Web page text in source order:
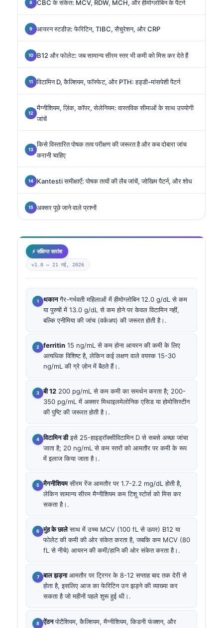
CBC के संकेत: MCV, RDW, MCH, और हीमोग्लोबिन के पैटर्न
आयरन स्टडीज़: फेरिटिन, TIBC, सैचुरेशन, और CRP
B12 और फोलेट: जब सामान्य सीरम स्तर भी कमी को मिस कर देते हैं
विटामिन D, कैल्शियम, फॉस्फेट, और PTH: हड्डी-मांसपेशी पैटर्न
मैग्नीशियम, ज़िंक, कॉपर, सेलेनियम: वास्तविक सीमाओं के साथ उपयोगी
जांचें
किसे विस्तारित पोषक तत्व परीक्षण की जरूरत है और कब दोबारा जांच
करानी चाहिए
Kantesti समीक्षाएँ: पोषक तत्वों की लैब जांचें, जोखिम पैटर्न, और शोध
अक्सर पूछे जाने वाले प्रश्नों
⚡ संक्षिप्त सारांश
v1.0 — 21 मई, 2026
थकानगैर-गर्भवती महिलाओं में हीमोग्लोबिन 12.0 g/dL से कम
या पुरुषों में 13.0 g/dL से कम होने पर केवल विटामिन नहीं,
बल्कि एनीमिया की जांच (वर्कअप) की जरूरत होती है।.
ferritin 15 ng/mL से कम होना आयरन की कमी के लिए
अत्यधिक विशिष्ट है, लेकिन कई लक्षण वाले वयस्क 15-30
ng/mL की ग्रे ज़ोन में बैठते हैं।.
बी 12 200 pg/mL से कम कमी का समर्थन करता है; 200-
350 pg/mL में अक्सर मिथाइलमेलोनिक एसिड या होमोसिस्टीन
की पुष्टि की जरूरत होती है।.
विटामिन डीइसे 25-हाइड्रॉक्सीविटामिन D से सबसे अच्छा जांचा
जाता है; 20 ng/mL से कम स्तरों को आमतौर पर कमी के रूप
में इलाज किया जाता है।.
मैगनीशियमसीरम रेंज आमतौर पर 1.7-2.2 mg/dL होती है,
लेकिन सामान्य सीरम मैग्नीशियम कम टिशू स्टोर्स को मिस कर
सकता है।.
मुंह के छालेसाथ में उच्च MCV (100 fL से ऊपर) B12 या
फोलेट की कमी की ओर संकेत करता है, जबकि कम MCV (80
fL से नीचे) आयरन की कमी/हानि की ओर संकेत करता है।.
बाल झड़नाआमतौर पर ट्रिगर के 8-12 सप्ताह बाद तक देरी से
होता है, इसलिए आज का फेरिटिन उन झड़ने की व्याख्या कर
सकता है जो महीनों पहले शुरू हुई थी।.
ऐंठनपोटैशियम, कैल्शियम, मैग्नीशियम, किडनी फंक्शन, और